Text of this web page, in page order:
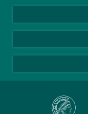
Bewerber*innen